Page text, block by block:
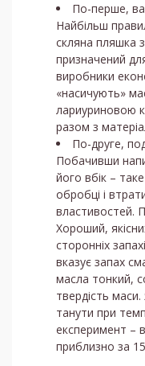
По-перше,
Найбільш
скляна пляшка
призначений
виробники
«насичують»
лариуриновою
разом з
По-друге,
Побачивши
його вбік –
обробці і
властивостей.
Хороший,
сторонніх
вказує запах
масла тонкий,
твердість
танути при
експеримент –
приблизно за